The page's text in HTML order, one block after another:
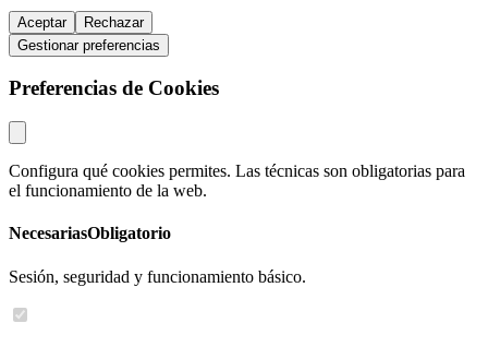
Aceptar
Rechazar
Gestionar preferencias
Preferencias de Cookies
Configura qué cookies permites. Las técnicas son obligatorias para
el funcionamiento de la web.
NecesariasObligatorio
Sesión, seguridad y funcionamiento básico.